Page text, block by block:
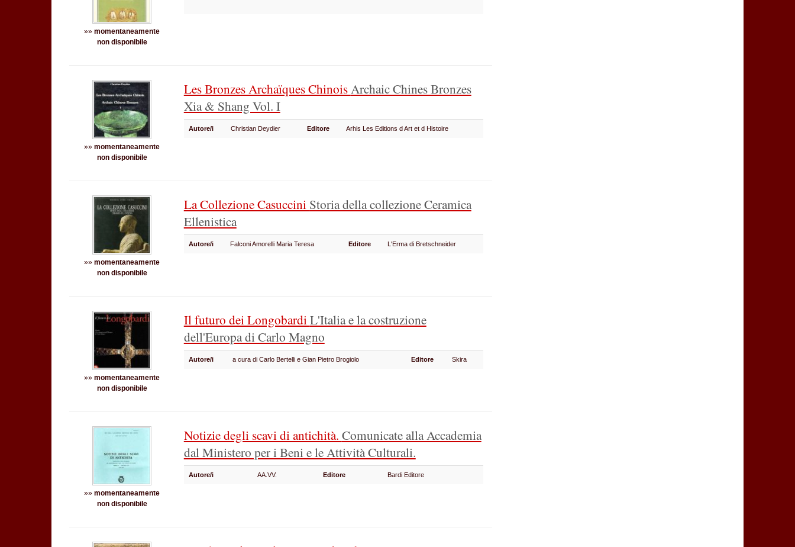
»»momentaneamente
non disponibile
»»momentaneamente
non disponibile
Les Bronzes Archaïques ChinoisArchaic Chines Bronzes
Xia & Shang Vol. I
Autore/i Christian Deydier Editore Arhis Les Editions d Art et d Histoire
»»momentaneamente
non disponibile
La Collezione Casuccini Storia della collezione Ceramica
Ellenistica
Autore/i Falconi Amorelli Maria Teresa Editore L'Erma di Bretschneider
»»momentaneamente
non disponibile
Il futuro dei LongobardiL'Italia e la costruzione
dell'Europa di Carlo Magno
Autore/i a cura di Carlo Bertelli e Gian Pietro Brogiolo Editore Skira
»»momentaneamente
non disponibile
Notizie degli scavi di antichità. Comunicate alla Accademia
dal Ministero per i Beni e le Attività Culturali.
Autore/i AA.VV. Editore Bardi Editore